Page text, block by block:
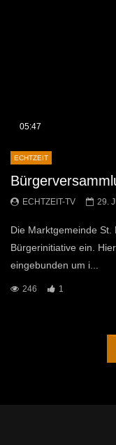
05:47
ECHTZEIT
ECHTZEIT-TV 29.
Die Marktgemeinde
Bürgerinitiative ein.
eingebunden um i...
246 1